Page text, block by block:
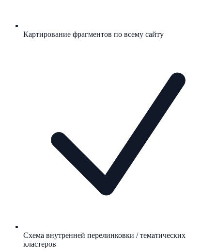
Картирование фрагментов по всему сайту
Схема внутренней перелинковки / тематических
кластеров